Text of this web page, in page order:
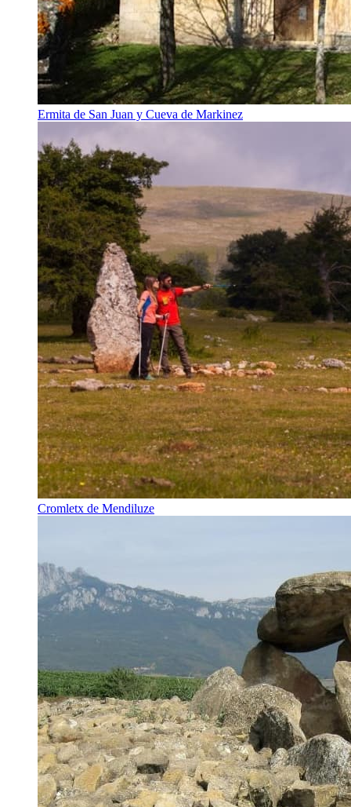
Ermita de San Juan y Cueva de Markinez
Cromletx de Mendiluze